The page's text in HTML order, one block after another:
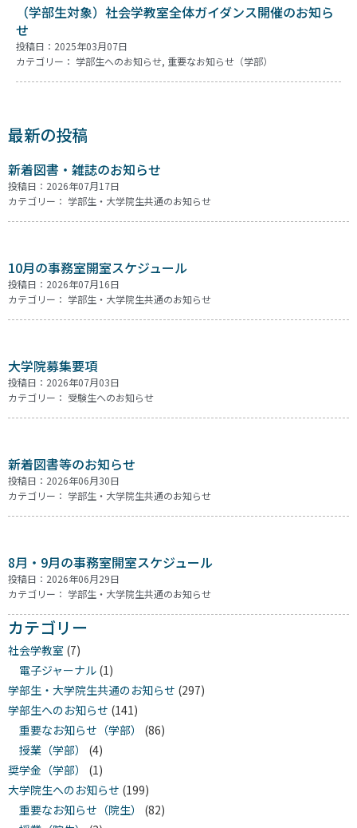
（学部生対象）社会学教室全体ガイダンス開催のお知ら
せ
投稿日：2025年03月07日
カテゴリー： 学部生へのお知らせ, 重要なお知らせ（学部）
最新の投稿
新着図書・雑誌のお知らせ
投稿日：2026年07月17日
カテゴリー： 学部生・大学院生共通のお知らせ
10月の事務室開室スケジュール
投稿日：2026年07月16日
カテゴリー： 学部生・大学院生共通のお知らせ
大学院募集要項
投稿日：2026年07月03日
カテゴリー： 受験生へのお知らせ
新着図書等のお知らせ
投稿日：2026年06月30日
カテゴリー： 学部生・大学院生共通のお知らせ
8月・9月の事務室開室スケジュール
投稿日：2026年06月29日
カテゴリー： 学部生・大学院生共通のお知らせ
カテゴリー
社会学教室 (7)
電子ジャーナル (1)
学部生・大学院生共通のお知らせ (297)
学部生へのお知らせ (141)
重要なお知らせ（学部）
(86)
授業（学部）
(4)
奨学金（学部）
(1)
大学院生へのお知らせ (199)
重要なお知らせ（院生）
(82)